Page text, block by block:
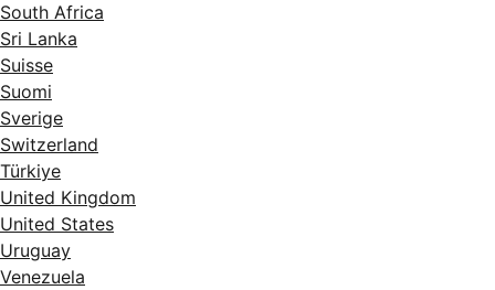
South Africa
Sri Lanka
Suisse
Suomi
Sverige
Switzerland
Türkiye
United Kingdom
United States
Uruguay
Venezuela